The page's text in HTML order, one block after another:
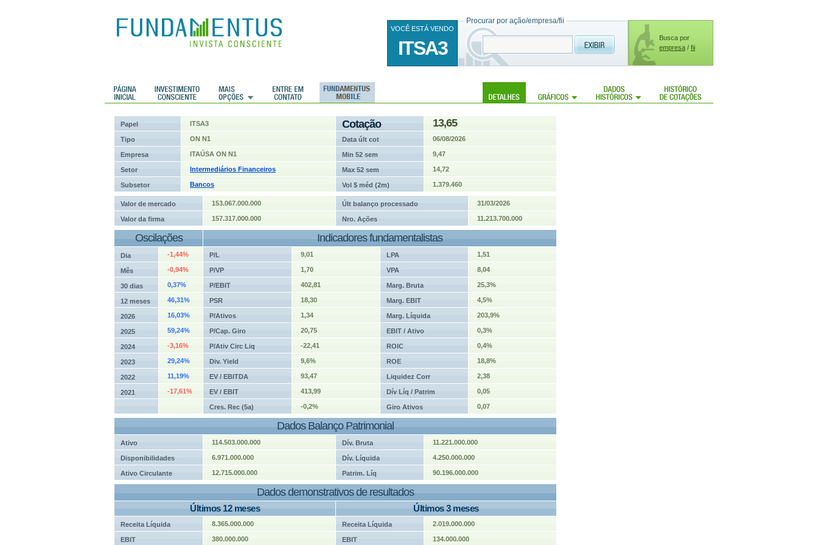
Busca por
empresa / fii
Procurar por ação/empresa/fii
VOCÊ ESTÁ VENDO
ITSA3
Histórico de cotações
Papel ITSA3 Cotação 13,65
Tipo ON N1 Data últ cot 06/08/2026
Empresa ITAÚSA ON N1 Min 52 sem 9,47
Setor Intermediários Financeiros Max 52 sem 14,72
Subsetor Bancos Vol $ méd (2m) 1.379.460
Valor de mercado 153.067.000.000 Últ balanço processado 31/03/2026
Valor da firma 157.317.000.000 Nro. Ações 11.213.700.000
Oscilações Indicadores fundamentalistas
Dia -1,44% P/L 9,01 LPA 1,51
Mês -0,94% P/VP 1,70 VPA 8,04
30 dias 0,37% P/EBIT 402,81 Marg. Bruta 25,3%
12 meses 46,31% PSR 18,30 Marg. EBIT 4,5%
2026 16,03% P/Ativos 1,34 Marg. Líquida 203,9%
2025 59,24% P/Cap. Giro 20,75 EBIT / Ativo 0,3%
2024 -3,16% P/Ativ Circ Liq -22,41 ROIC 0,4%
2023 29,24% Div. Yield 9,6% ROE 18,8%
2022 11,19% EV / EBITDA 93,47 Liquidez Corr 2,38
2021 -17,61% EV / EBIT 413,99 Dív Líq / Patrim 0,05
Cres. Rec (5a) -0,2% Giro Ativos 0,07
Dados Balanço Patrimonial
Ativo 114.503.000.000 Dív. Bruta 11.221.000.000
Disponibilidades 6.971.000.000 Dív. Líquida 4.250.000.000
Ativo Circulante 12.715.000.000 Patrim. Líq 90.196.000.000
Dados demonstrativos de resultados
Últimos 12 meses Últimos 3 meses
Receita Líquida 8.365.000.000 Receita Líquida 2.019.000.000
EBIT 380.000.000 EBIT 134.000.000